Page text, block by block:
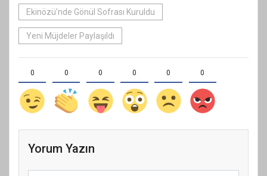
Ekinözü’nde Gönül Sofrası Kuruldu
Yeni Müjdeler Paylaşıldı
0 0 0 0 0 0
Yorum Yazın